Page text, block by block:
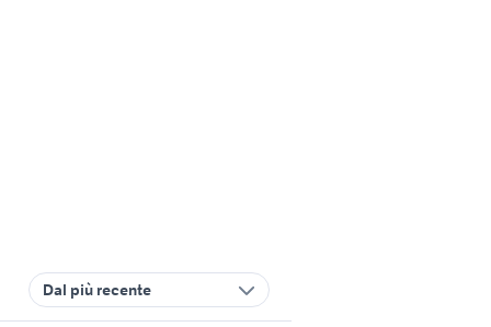
Dal più recente